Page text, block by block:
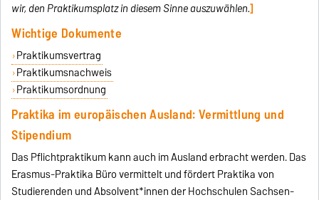
wir, den Praktikumsplatz in diesem Sinne auszuwählen.]
Wichtige Dokumente
Praktikumsvertrag
Praktikumsnachweis
Praktikumsordnung
Praktika im europäischen Ausland: Vermittlung und
Stipendium
Das Pflichtpraktikum kann auch im Ausland erbracht werden. Das
Erasmus-Praktika Büro vermittelt und fördert Praktika von
Studierenden und Absolvent*innen der Hochschulen Sachsen-